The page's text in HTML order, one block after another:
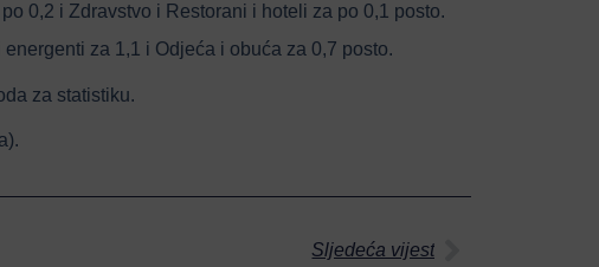
0,2 i Zdravstvo i Restorani i hoteli za po 0,1 posto.
za 1,1 i Odjeća i obuća za 0,7 posto.
za statistiku.
Sljedeća vijest